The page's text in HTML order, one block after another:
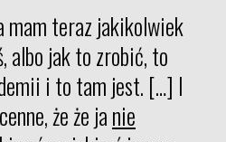
mam teraz jakikolwiek
albo jak to zrobić, to
i to tam jest. […] I
że że janie